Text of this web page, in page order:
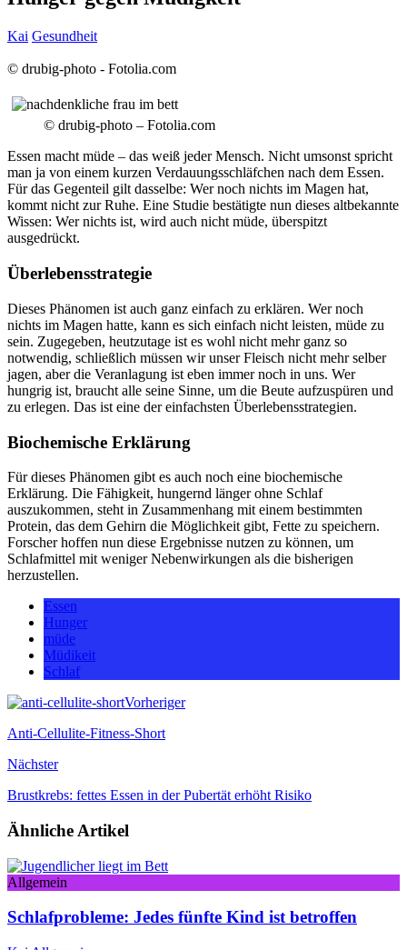
Kai Gesundheit
© drubig-photo - Fotolia.com
© drubig-photo – Fotolia.com
Essen macht müde – das weiß jeder Mensch. Nicht umsonst spricht
man ja von einem kurzen Verdauungsschläfchen nach dem Essen.
Für das Gegenteil gilt dasselbe: Wer noch nichts im Magen hat,
kommt nicht zur Ruhe. Eine Studie bestätigte nun dieses altbekannte
Wissen: Wer nichts ist, wird auch nicht müde, überspitzt
ausgedrückt.
Überlebensstrategie
Dieses Phänomen ist auch ganz einfach zu erklären. Wer noch
nichts im Magen hatte, kann es sich einfach nicht leisten, müde zu
sein. Zugegeben, heutzutage ist es wohl nicht mehr ganz so
notwendig, schließlich müssen wir unser Fleisch nicht mehr selber
jagen, aber die Veranlagung ist eben immer noch in uns. Wer
hungrig ist, braucht alle seine Sinne, um die Beute aufzuspüren und
zu erlegen. Das ist eine der einfachsten Überlebensstrategien.
Biochemische Erklärung
Für dieses Phänomen gibt es auch noch eine biochemische
Erklärung. Die Fähigkeit, hungernd länger ohne Schlaf
auszukommen, steht in Zusammenhang mit einem bestimmten
Protein, das dem Gehirn die Möglichkeit gibt, Fette zu speichern.
Forscher hoffen nun diese Ergebnisse nutzen zu können, um
Schlafmittel mit weniger Nebenwirkungen als die bisherigen
herzustellen.
Essen
Hunger
müde
Müdikeit
Schlaf
Vorheriger
Anti-Cellulite-Fitness-Short
Nächster
Brustkrebs: fettes Essen in der Pubertät erhöht Risiko
Ähnliche Artikel
Allgemein
Schlafprobleme: Jedes fünfte Kind ist betroffen